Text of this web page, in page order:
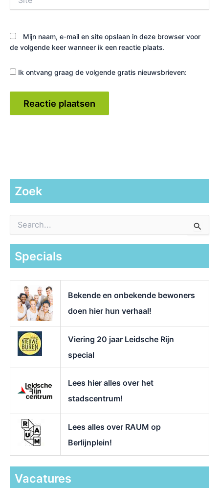
Mijn naam, e-mail en site opslaan in deze browser voor
de volgende keer wanneer ik een reactie plaats.
Ik ontvang graag de volgende gratis nieuwsbrieven:
Zoek
a
Specials
Bekende en onbekende bewoners
doen hier hun verhaal!
Viering 20 jaar Leidsche Rijn
special
Lees hier alles over het
stadscentrum!
Lees alles over RAUM op
Berlijnplein!
Vacatures